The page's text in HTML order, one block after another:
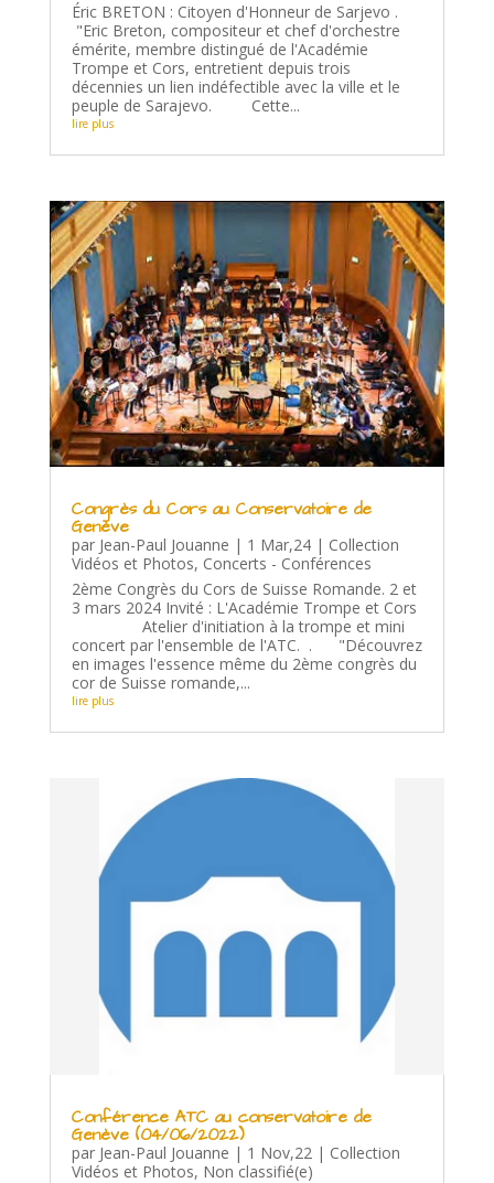
Éric BRETON : Citoyen d'Honneur de Sarjevo .
"Eric Breton, compositeur et chef d'orchestre
émérite, membre distingué de l'Académie
Trompe et Cors, entretient depuis trois
décennies un lien indéfectible avec la ville et le
peuple de Sarajevo. Cette...
lire plus
Congrès du Cors au Conservatoire de
Genève
par Jean-Paul Jouanne | 1 Mar,24| Collection
Vidéos et Photos, Concerts - Conférences
2ème Congrès du Cors de Suisse Romande. 2 et
3 mars 2024 Invité : L'Académie Trompe et Cors
Atelier d'initiation à la trompe et mini
concert par l'ensemble de l'ATC. . "Découvrez
en images l'essence même du 2ème congrès du
cor de Suisse romande,...
lire plus
Conférence ATC au conservatoire de
Genève (04/06/2022)
par Jean-Paul Jouanne | 1 Nov,22 | Collection
Vidéos et Photos, Non classifié(e)